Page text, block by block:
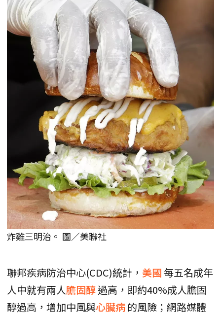
炸雞三明治。 圖／美聯社
聯邦疾病防治中心(CDC)統計， 美國 每五名成年
人中就有兩人膽固醇過高，即約40%成人膽固
醇過高，增加中風與心臟病的風險；網路媒體